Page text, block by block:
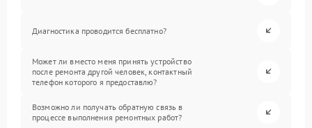
Диагностика проводится бесплатно?
Может ли вместо меня принять устройство
после ремонта другой человек, контактный
телефон которого я предоставлю?
Возможно ли получать обратную связь в
процессе выполнения ремонтных работ?